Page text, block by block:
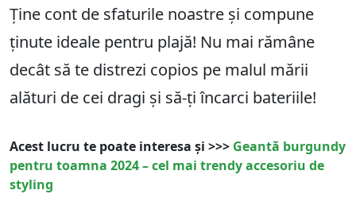
Ține cont de sfaturile noastre și compune
ținute ideale pentru plajă! Nu mai rămâne
decât să te distrezi copios pe malul mării
alături de cei dragi și să-ți încarci bateriile!
Acest lucru te poate interesa și >>> Geantă burgundy
pentru toamna 2024 – cel mai trendy accesoriu de
styling